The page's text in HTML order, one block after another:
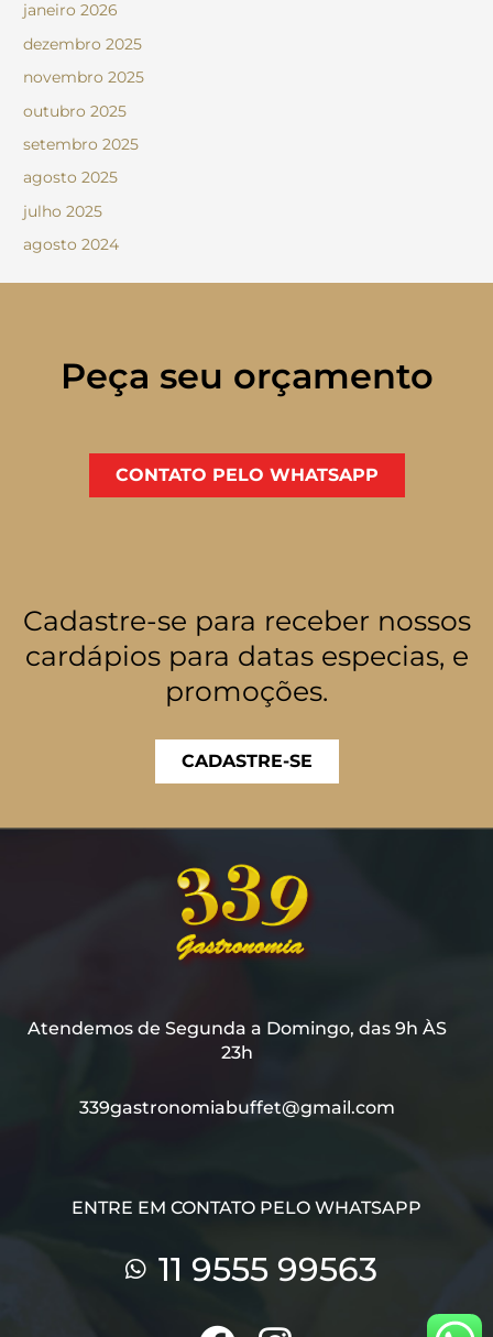
janeiro 2026
dezembro 2025
novembro 2025
outubro 2025
setembro 2025
agosto 2025
julho 2025
agosto 2024
Peça seu orçamento
CONTATO PELO WHATSAPP
Cadastre-se para receber nossos
cardápios para datas especias, e
promoções.
CADASTRE-SE
Atendemos de Segunda a Domingo, das 9h ÀS
23h
339gastronomiabuffet@gmail.com
ENTRE EM CONTATO PELO WHATSAPP
11 9555 99563